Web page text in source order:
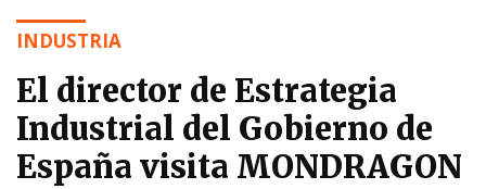
INDUSTRIA
El director de Estrategia
Industrial del Gobierno de
España visita MONDRAGON